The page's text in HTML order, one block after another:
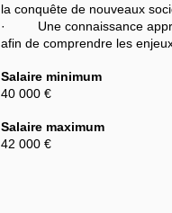
la conquête de nouveaux
· Une connaissance
afin de comprendre les
Salaire minimum
40 000 €
Salaire maximum
42 000 €